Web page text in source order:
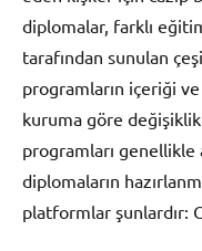
diplomalar, farklı
tarafından sunulan
programların içeriği
kuruma göre
programları genellikle
diplomaların
platformlar şunlardır: